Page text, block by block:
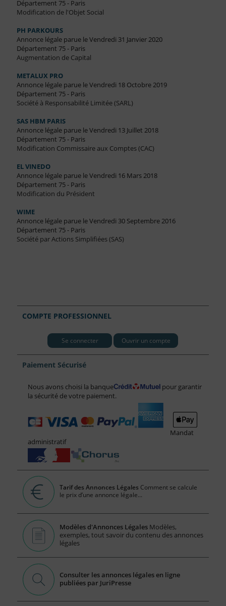
Département 75 - Paris
Modification de l'Objet Social
PH PARKOURS
Annonce légale parue le Vendredi 31 Janvier 2020
Département 75 - Paris
Augmentation de Capital
METALUX PRO
Annonce légale parue le Vendredi 18 Octobre 2019
Département 75 - Paris
Société à Responsabilité Limitée (SARL)
SAS HBM PARIS
Annonce légale parue le Vendredi 13 Juillet 2018
Département 75 - Paris
Modification Commissaire aux Comptes (CAC)
EL VINEDO
Annonce légale parue le Vendredi 16 Mars 2018
Département 75 - Paris
Modification du Président
WIME
Annonce légale parue le Vendredi 30 Septembre 2016
Département 75 - Paris
Société par Actions Simplifiées (SAS)
COMPTE PROFESSIONNEL
Se connecter Ouvrir un compte
Paiement Sécurisé
Nous avons choisi la banque
pour garantir
la sécurité de votre paiement.
Mandat
administratif
Tarif des Annonces Légales Comment se calcule
le prix d’une annonce légale...
Modèles d'Annonces Légales Modèles,
exemples, tout savoir du contenu des annonces
légales
Consulter les annonces légales en ligne
publiées par JuriPresse